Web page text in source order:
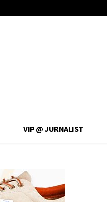
VIP @ JURNALIST